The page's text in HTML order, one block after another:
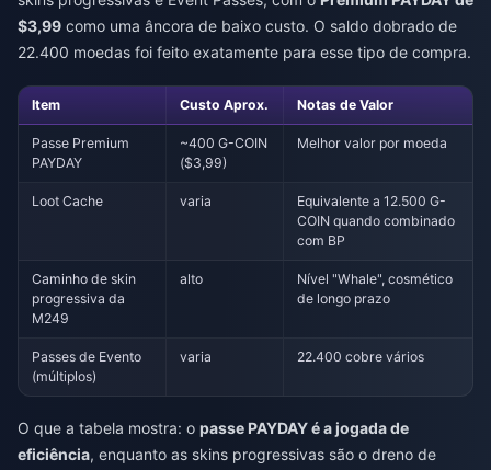
$3,99 como uma âncora de baixo custo. O saldo dobrado de
22.400 moedas foi feito exatamente para esse tipo de compra.
Item Custo Aprox. Notas de Valor
Passe Premium
PAYDAY
~400 G-COIN
($3,99)
Melhor valor por moeda
Loot Cache varia
Equivalente a 12.500 G-
COIN quando combinado
com BP
Caminho de skin
progressiva da
M249
alto
Nível "Whale", cosmético
de longo prazo
Passes de Evento
(múltiplos)
varia 22.400 cobre vários
O que a tabela mostra: o passe PAYDAY é a jogada de
eficiência, enquanto as skins progressivas são o dreno de